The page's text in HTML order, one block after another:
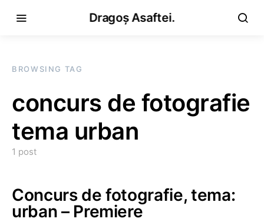
Dragoș Asaftei.
BROWSING TAG
concurs de fotografie
tema urban
1 post
Concurs de fotografie, tema:
urban – Premiere